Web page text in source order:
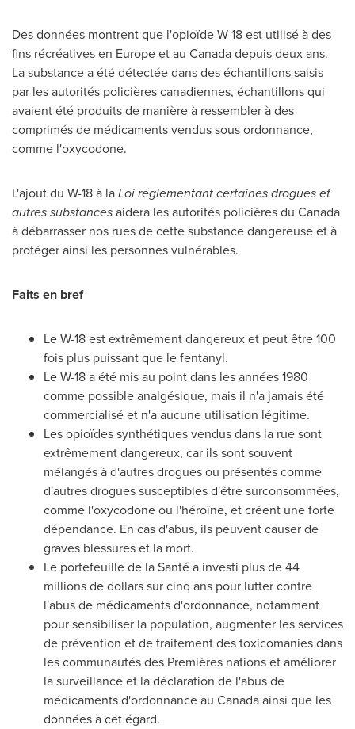
Des données montrent que l'opioïde W-18 est utilisé à des
fins récréatives en Europeet au Canadadepuis deux ans.
La substance a été détectée dans des échantillons saisis
par les autorités policières canadiennes, échantillons qui
avaient été produits de manière à ressembler à des
comprimés de médicaments vendus sous ordonnance,
comme l'oxycodone.
L'ajout du W-18 à laLoi réglementant certaines drogues et
autres substancesaidera les autorités policières du Canada
à débarrasser nos rues de cette substance dangereuse et à
protéger ainsi les personnes vulnérables.
Faits en bref
Le W-18 est extrêmement dangereux et peut être 100
fois plus puissant que le fentanyl.
Le W-18 a été mis au point dans les années 1980
comme possible analgésique, mais il n'a jamais été
commercialisé et n'a aucune utilisation légitime.
Les opioïdes synthétiques vendus dans la rue sont
extrêmement dangereux, car ils sont souvent
mélangés à d'autres drogues ou présentés comme
d'autres drogues susceptibles d'être surconsommées,
comme l'oxycodone ou l'héroïne, et créent une forte
dépendance. En cas d'abus, ils peuvent causer de
graves blessures et la mort.
Le portefeuille de la Santé a investi plus de 44
millions de dollars sur cinq ans pour lutter contre
l'abus de médicaments d'ordonnance, notamment
pour sensibiliser la population, augmenter les services
de prévention et de traitement des toxicomanies dans
les communautés des Premières nations et améliorer
la surveillance et la déclaration de l'abus de
médicaments d'ordonnance au Canadaainsi que les
données à cet égard.